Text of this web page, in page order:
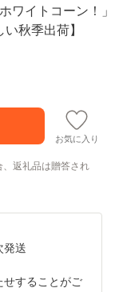
ワイトコーン！」
秋季出荷】
お気に入り
返礼品は贈答され
発送
することがご